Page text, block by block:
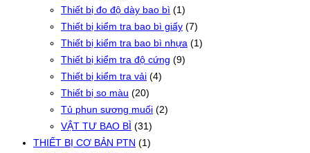
Thiết bị đo độ dày bao bì (1)
Thiết bị kiểm tra bao bì giấy (7)
Thiết bị kiểm tra bao bì nhựa (1)
Thiết bị kiểm tra độ cứng (9)
Thiết bị kiểm tra vải (4)
Thiết bị so màu (20)
Tủ phun sương muối (2)
VẬT TƯ BAO BÌ (31)
THIẾT BỊ CƠ BẢN PTN (1)